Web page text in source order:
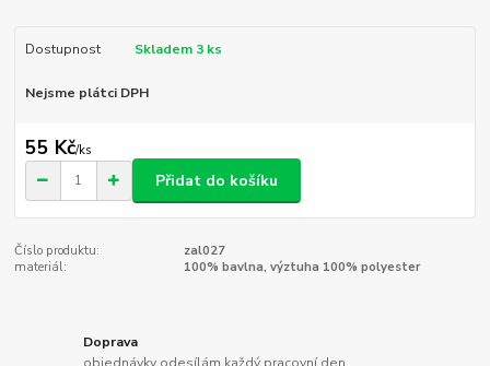
Dostupnost Skladem 3 ks
Nejsme plátci DPH
55 Kč/ks
Přidat do košíku
Číslo produktu:
zal027
materiál:
100% bavlna, výztuha 100% polyester
Doprava